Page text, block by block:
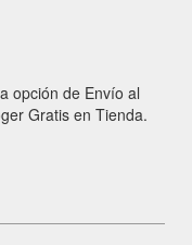
opción de Envío al
Gratis en Tienda.